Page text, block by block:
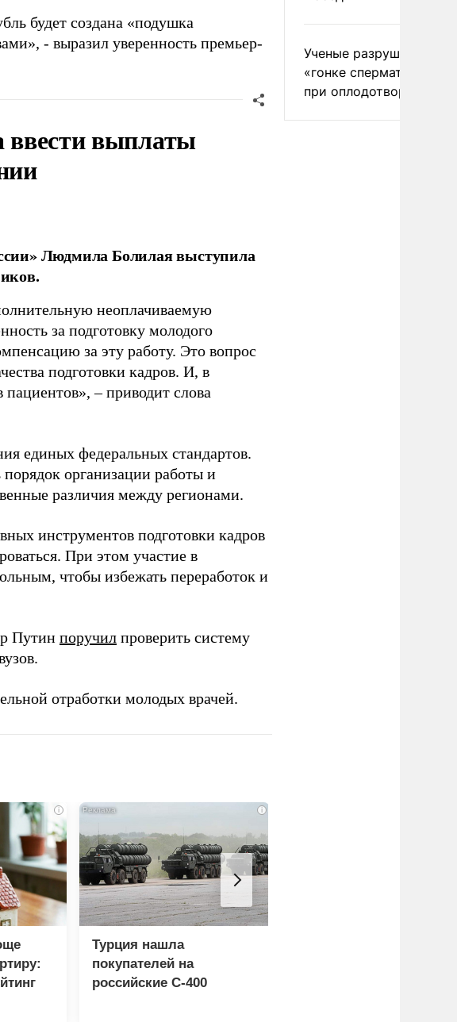
будет создана «подушка
- выразил уверенность премьер-
ввести выплаты
Людмила Болилая выступила
неоплачиваемую
за подготовку молодого
за эту работу. Это вопрос
подготовки кадров. И, в
– приводит слова
единых федеральных стандартов.
организации работы и
различия между регионами.
инструментов подготовки кадров
При этом участие в
чтобы избежать переработок и
Путин поручил проверить систему
отработки молодых врачей.
i i
Турция нашла
покупателей на
российские C-400
Ученые разрушили миф
«гонке
при оплодотворении